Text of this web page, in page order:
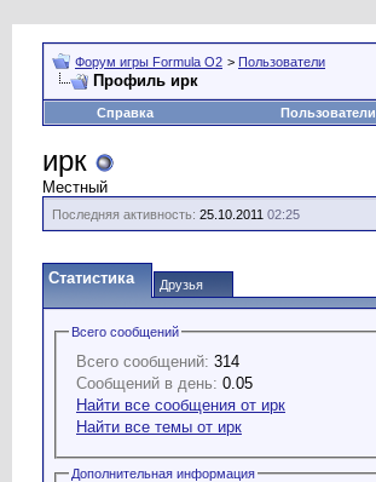
Форум игры Formula O2 > Пользователи
Профиль ирк
Справка Пользователи
ирк
Местный
Последняя активность: 25.10.2011 02:25
Статистика Друзья
Всего сообщений
Всего сообщений: 314
Сообщений в день: 0.05
Найти все сообщения от ирк
Найти все темы от ирк
Дополнительная информация